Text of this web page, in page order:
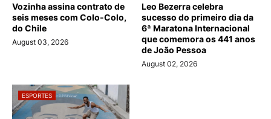
Vozinha assina contrato de
seis meses com Colo-Colo,
do Chile
August 03, 2026
Leo Bezerra celebra
sucesso do primeiro dia da
6ª Maratona Internacional
que comemora os 441 anos
de João Pessoa
August 02, 2026
ESPORTES